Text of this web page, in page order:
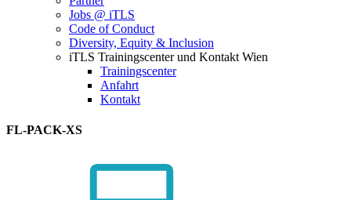
Jobs @ iTLS
Code of Conduct
Diversity, Equity & Inclusion
iTLS Trainingscenter und Kontakt Wien
Trainingscenter
Anfahrt
Kontakt
FL-PACK-XS